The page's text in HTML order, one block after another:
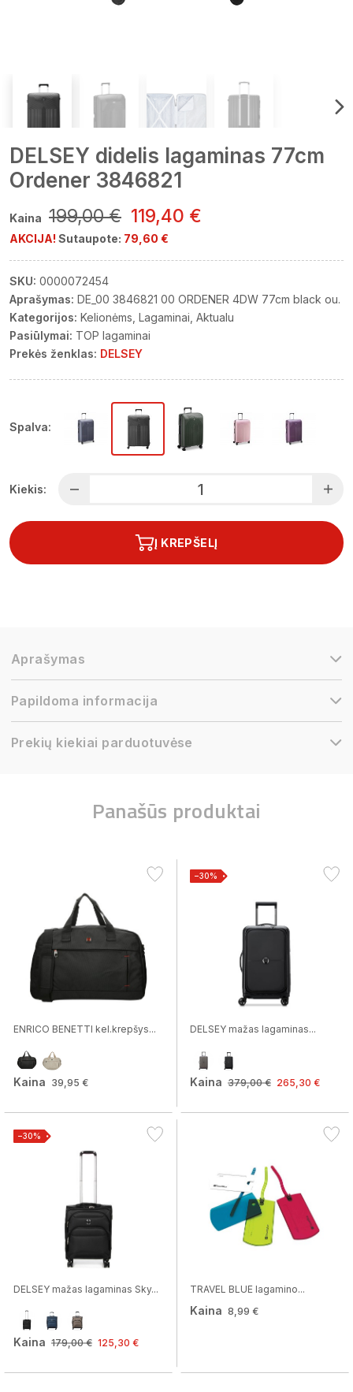
DELSEY didelis lagaminas 77cm
Ordener 3846821
Kaina 199,00 € 119,40 €
AKCIJA! Sutaupote: 79,60 €
SKU: 0000072454
Aprašymas: DE_00 3846821 00 ORDENER 4DW 77cm black ou.
Kategorijos: Kelionėms Lagaminai Aktualu
Pasiūlymai: TOP lagaminai
Prekės ženklas: DELSEY
Spalva:
Kiekis:
Į KREPŠELĮ
Aprašymas
Papildoma informacija
Prekių kiekiai parduotuvėse
Panašūs produktai
ENRICO BENETTI kel.krepšys...
Kaina 39,95 €
−30%
DELSEY mažas lagaminas...
Kaina 379,00 € 265,30 €
−30%
DELSEY mažas lagaminas Sky...
Kaina 179,00 € 125,30 €
TRAVEL BLUE lagamino...
Kaina 8,99 €